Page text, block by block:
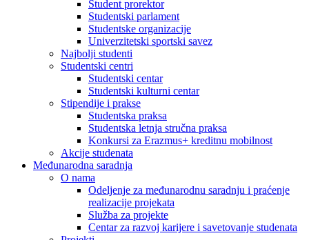
Student prorektor
Studentski parlament
Studentske organizacije
Univerzitetski sportski savez
Najbolji studenti
Studentski centri
Studentski centar
Studentski kulturni centar
Stipendije i prakse
Studentska praksa
Studentska letnja stručna praksa
Konkursi za Erazmus+ kreditnu mobilnost
Akcije studenata
Međunarodna saradnja
O nama
Odeljenje za međunarodnu saradnju i praćenje
realizacije projekata
Služba za projekte
Centar za razvoj karijere i savetovanje studenata